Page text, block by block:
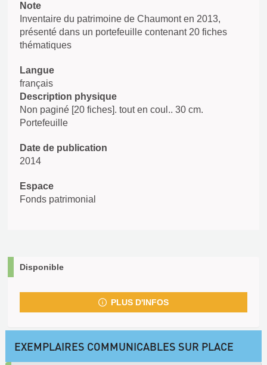
Note
Inventaire du patrimoine de Chaumont en 2013,
présenté dans un portefeuille contenant 20 fiches
thématiques
Langue
français
Description physique
Non paginé [20 fiches]. tout en coul.. 30 cm.
Portefeuille
Date de publication
2014
Espace
Fonds patrimonial
Disponible
PLUS D'INFOS
EXEMPLAIRES COMMUNICABLES SUR PLACE